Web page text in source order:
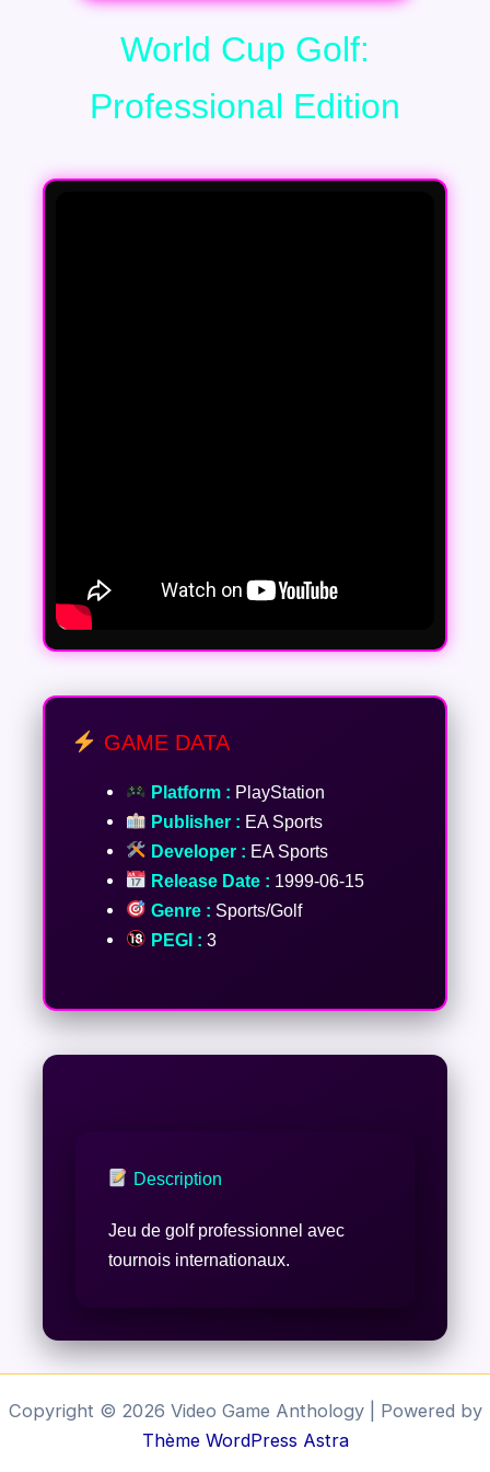
World Cup Golf:
Professional Edition
GAME DATA
Platform : PlayStation
Publisher : EA Sports
Developer : EA Sports
Release Date : 1999-06-15
Genre : Sports/Golf
PEGI : 3
Description
Jeu de golf professionnel avec
tournois internationaux.
Copyright © 2026 Video Game Anthology | Powered by
Thème WordPress Astra